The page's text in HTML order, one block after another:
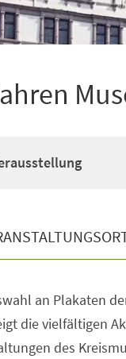
an Plakaten
die vielfältigen
des